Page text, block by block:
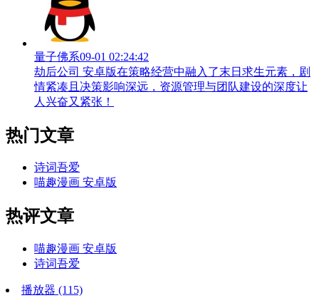
量子佛系09-01 02:24:42
劫后公司 安卓版在策略经营中融入了末日求生元素，剧
情紧凑且决策影响深远，资源管理与团队建设的深度让
人兴奋又紧张！
热门文章
诗词吾爱
喵趣漫画 安卓版
热评文章
喵趣漫画 安卓版
诗词吾爱
播放器 (115)